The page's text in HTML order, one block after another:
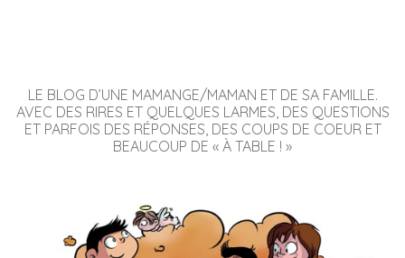
LE BLOG D’UNE MAMANGE/MAMAN ET DE SA FAMILLE.
AVEC DES RIRES ET QUELQUES LARMES, DES QUESTIONS
ET PARFOIS DES RÉPONSES, DES COUPS DE COEUR ET
BEAUCOUP DE « À TABLE ! »